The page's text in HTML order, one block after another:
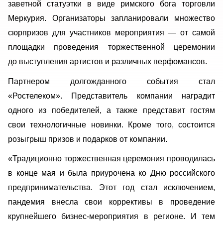
заветной статуэтки в виде римского бога торговли
Меркурия. Организаторы запланировали множество
сюрпризов для участников мероприятия — от самой
площадки проведения торжественной церемонии
до выступления артистов и различных перфомансов.
Партнером долгожданного события стал
«Ростелеком». Представитель компании наградит
одного из победителей, а также представит гостям
свои технологичные новинки. Кроме того, состоится
розыгрыш призов и подарков от компании.
«Традиционно торжественная церемония проводилась
в конце мая и была приурочена ко Дню российского
предпринимательства. Этот год стал исключением,
пандемия внесла свои коррективы в проведение
крупнейшего бизнес-мероприятия в регионе. И тем